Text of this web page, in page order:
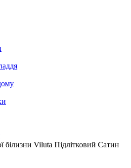
білизни Viluta Підлітковий Сатин